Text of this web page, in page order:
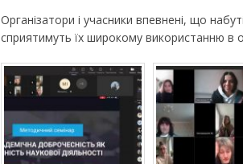
Організатори і учасники впевнені, що
сприятимуть їх широкому використанню в